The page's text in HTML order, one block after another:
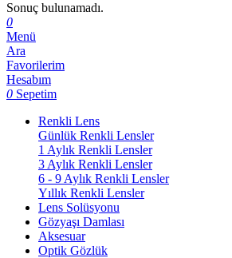
Sonuç bulunamadı.
0
Menü
Ara
Favorilerim
Hesabım
0 Sepetim
Renkli Lens
Günlük Renkli Lensler
1 Aylık Renkli Lensler
3 Aylık Renkli Lensler
6 - 9 Aylık Renkli Lensler
Yıllık Renkli Lensler
Lens Solüsyonu
Gözyaşı Damlası
Aksesuar
Optik Gözlük